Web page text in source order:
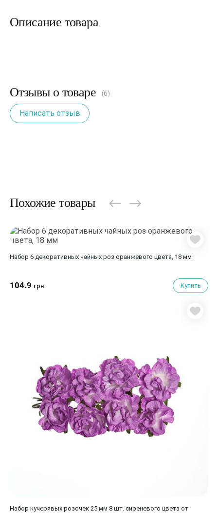
Описание товара
Отзывы о товаре (6)
Написать отзыв
Похожие товары
Набор 6 декоративных чайных роз оранжевого цвета, 18 мм
104.9 грн Купить
Набор кучерявых розочек 25 мм 8 шт. сиреневого цвета от